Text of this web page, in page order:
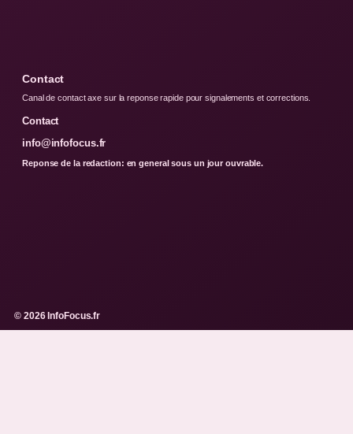
Contact
Canal de contact axe sur la reponse rapide pour signalements et corrections.
Contact
info@infofocus.fr
Reponse de la redaction: en general sous un jour ouvrable.
© 2026 InfoFocus.fr